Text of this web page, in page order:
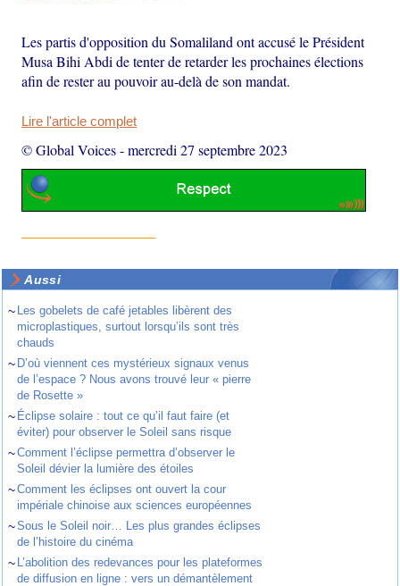
Les partis d'opposition du Somaliland ont accusé le Président
Musa Bihi Abdi de tenter de retarder les prochaines élections
afin de rester au pouvoir au-delà de son mandat.
Lire l'article complet
© Global Voices-mercredi 27 septembre 2023
Aussi
~ Les gobelets de café jetables libèrent des
microplastiques, surtout lorsqu’ils sont très
chauds
~ D’où viennent ces mystérieux signaux venus
de l’espace ? Nous avons trouvé leur « pierre
de Rosette »
~ Éclipse solaire : tout ce qu’il faut faire (et
éviter) pour observer le Soleil sans risque
~Comment l’éclipse permettra d’observer le
Soleil dévier la lumière des étoiles
~Comment les éclipses ont ouvert la cour
impériale chinoise aux sciences européennes
~Sous le Soleil noir… Les plus grandes éclipses
de l’histoire du cinéma
~ L’abolition des redevances pour les plateformes
de diffusion en ligne : vers un démantèlement